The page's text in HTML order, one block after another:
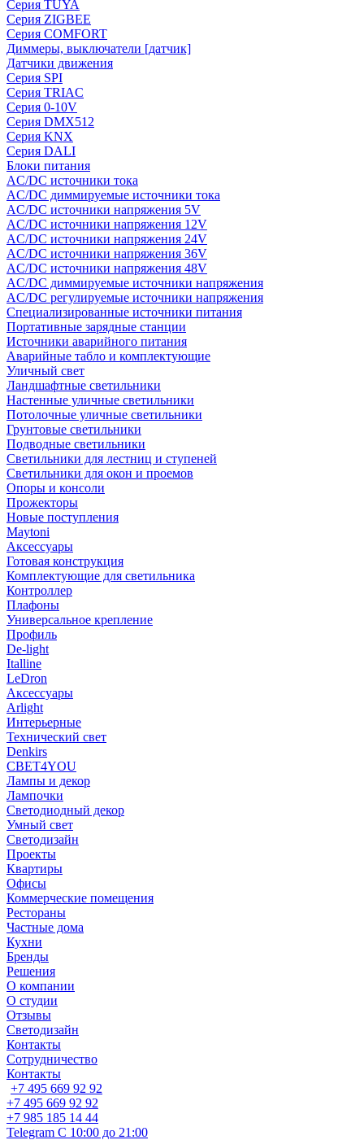
Серия TUYA
Серия ZIGBEE
Серия COMFORT
Диммеры, выключатели [датчик]
Датчики движения
Серия SPI
Серия TRIAC
Серия 0-10V
Серия DMX512
Серия KNX
Серия DALI
Блоки питания
AC/DC источники тока
AC/DC диммируемые источники тока
AC/DC источники напряжения 5V
AC/DC источники напряжения 12V
AC/DC источники напряжения 24V
AC/DC источники напряжения 36V
AC/DC источники напряжения 48V
AC/DC диммируемые источники напряжения
AC/DC регулируемые источники напряжения
Специализированные источники питания
Портативные зарядные станции
Источники аварийного питания
Аварийные табло и комплектующие
Уличный свет
Ландшафтные светильники
Настенные уличные светильники
Потолочные уличные светильники
Грунтовые светильники
Подводные светильники
Светильники для лестниц и ступеней
Светильники для окон и проемов
Опоры и консоли
Прожекторы
Новые поступления
Maytoni
Аксессуары
Готовая конструкция
Комплектующие для светильника
Контроллер
Плафоны
Универсальное крепление
Профиль
De-light
Italline
LeDron
Аксессуары
Arlight
Интерьерные
Технический свет
Denkirs
СВЕТ4YOU
Лампы и декор
Лампочки
Светодиодный декор
Умный свет
Светодизайн
Проекты
Квартиры
Офисы
Коммерческие помещения
Рестораны
Частные дома
Кухни
Бренды
Решения
О компании
О студии
Отзывы
Светодизайн
Контакты
Сотрудничество
Контакты
+7 495 669 92 92
+7 495 669 92 92
+7 985 185 14 44
Telegram С 10:00 до 21:00